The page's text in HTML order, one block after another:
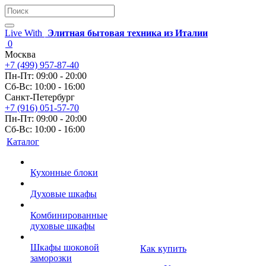
Live With
Элитная бытовая техника из Италии
0
Москва
+7 (499) 957-87-40
Пн-Пт: 09:00 - 20:00
Сб-Вс: 10:00 - 16:00
Санкт-Петербург
+7 (916) 051-57-70
Пн-Пт: 09:00 - 20:00
Сб-Вс: 10:00 - 16:00
Каталог
Кухонные блоки
Духовые шкафы
Комбинированные
духовые шкафы
Шкафы шоковой
заморозки
Как купить